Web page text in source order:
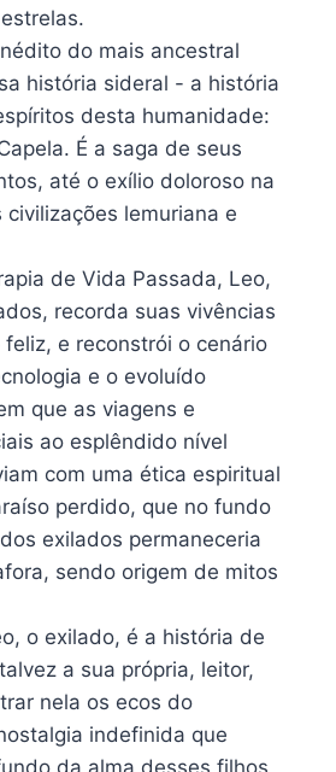
do mais ancestral
história sideral - a história
desta humanidade:
É a saga de seus
até o exílio doloroso na
lemuriana e
de Vida Passada, Leo,
recorda suas vivências
e reconstrói o cenário
e o evoluído
que as viagens e
ao esplêndido nível
com uma ética espiritual
perdido, que no fundo
exilados permaneceria
sendo origem de mitos
o exilado, é a história de
a sua própria, leitor,
nela os ecos do
indefinida que